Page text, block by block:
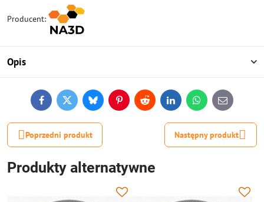
Producent:
Opis
FacebookTwitterBlueskyPinterestReddit LinkedInWhatsApp
E-
mail
Poprzedni produkt Następny produkt
Produkty alternatywne